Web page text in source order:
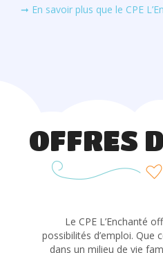
➞ En savoir plus que le CPE
OFFRES
Le CPE L’Enchanté
possibilités d’emploi. Que
dans un milieu de vie